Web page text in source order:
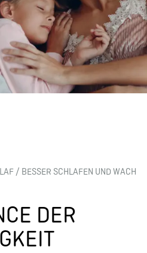
/ BESSER SCHLAFEN UND WACH
DER